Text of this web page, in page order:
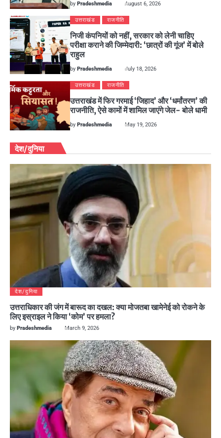
by Pradeshmedia August 6, 2026
उत्तराखंड राजनीति
निजी कंपनियों को नहीं, सरकार को लेनी चाहिए
परीक्षा कराने की जिम्मेदारी: ‘छात्रों की गूंज’ में बोले
राहुल
by Pradeshmedia July 18, 2026
उत्तराखंड राजनीति
उत्तराखंड में फिर गरमाई ‘जिहाद’ और ‘धर्मांतरण’ की
राजनीति, ऐसे कामों में शामिल जाएंगे जेल- बोले धामी
by Pradeshmedia May 19, 2026
देश/दुनिया
देश/दुनिया
उत्तराधिकार की जंग में बारूद का दखल: क्या मोजतबा खामेनेई को रोकने के
लिए इस्राइल ने किया ‘कोम’ पर हमला?
by Pradeshmedia March 9, 2026